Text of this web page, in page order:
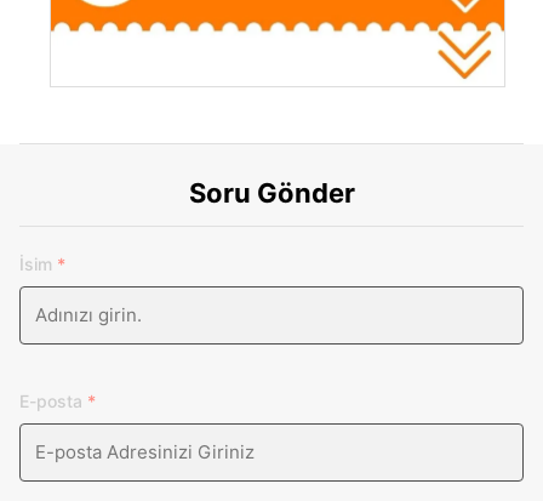
Soru Gönder
İsim *
E-posta *